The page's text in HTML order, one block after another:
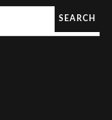
SEARCH